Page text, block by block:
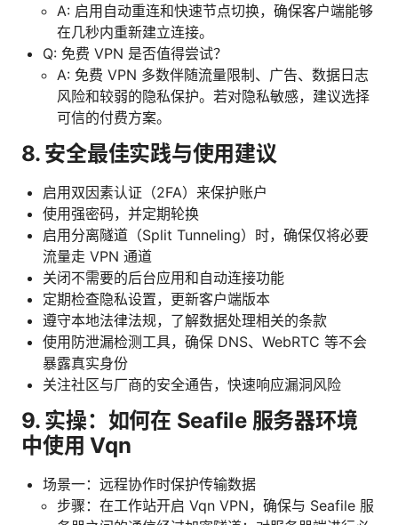
A: 启用自动重连和快速节点切换，确保客户端能够
在几秒内重新建立连接。
Q: 免费 VPN 是否值得尝试？
A: 免费 VPN 多数伴随流量限制、广告、数据日志
风险和较弱的隐私保护。若对隐私敏感，建议选择
可信的付费方案。
8. 安全最佳实践与使用建议
启用双因素认证（2FA）来保护账户
使用强密码，并定期轮换
启用分离隧道（Split Tunneling）时，确保仅将必要
流量走 VPN 通道
关闭不需要的后台应用和自动连接功能
定期检查隐私设置，更新客户端版本
遵守本地法律法规，了解数据处理相关的条款
使用防泄漏检测工具，确保 DNS、WebRTC 等不会
暴露真实身份
关注社区与厂商的安全通告，快速响应漏洞风险
9. 实操：如何在 Seafile 服务器环境
中使用 Vqn
场景一：远程协作时保护传输数据
步骤：在工作站开启 Vqn VPN，确保与 Seafile 服